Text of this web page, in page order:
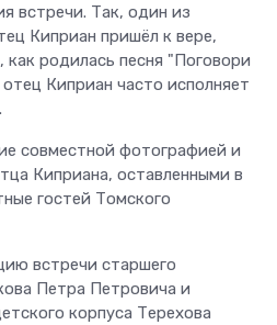
встречи. Так, один из
Киприан пришёл к вере,
как родилась песня "Поговори
Киприан часто исполняет
совместной фотографией и
Киприана, оставленными в
гостей Томского
встречи старшего
Петра Петровича и
корпуса Терехова